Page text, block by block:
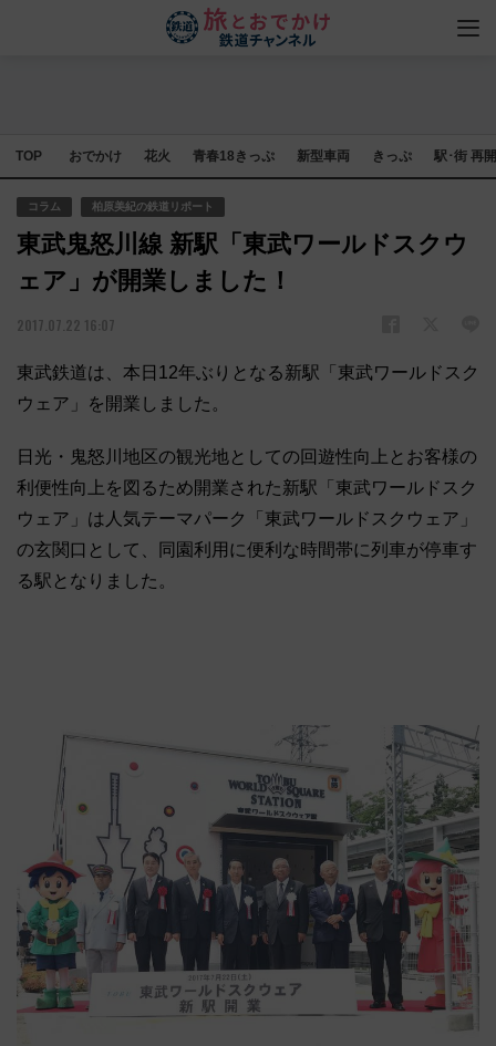
TOP おでかけ 花火 青春18きっぷ 新型車両 きっぷ 駅･街 再
コラム 柏原美紀の鉄道リポート
東武鬼怒川線 新駅「東武ワールドスクウ
ェア」が開業しました！
2017.07.22 16:07
東武鉄道は、本日12年ぶりとなる新駅「東武ワールドスク
ウェア」を開業しました。
日光・鬼怒川地区の観光地としての回遊性向上とお客様の
利便性向上を図るため開業された新駅「東武ワールドスク
ウェア」は人気テーマパーク「東武ワールドスクウェア」
の玄関口として、同園利用に便利な時間帯に列車が停車す
る駅となりました。